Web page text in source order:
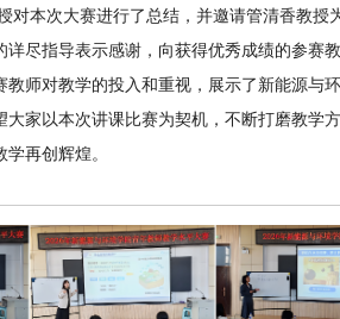
对本次大赛进行了总结，并邀请管清香教授
详尽指导表示感谢，向获得优秀成绩的参赛
教师对教学的投入和重视，展示了新能源与
大家以本次讲课比赛为契机，不断打磨教学
再创辉煌。